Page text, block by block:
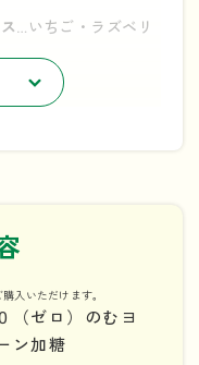
…いちご・ラズベリ
ックス。
…プチご褒美にぴった
デザートヨーグル
報」から次回分のセ
定期便を解約する
ができるので、ぜひ
入いただけます。
（ゼロ）のむヨ
ン加糖